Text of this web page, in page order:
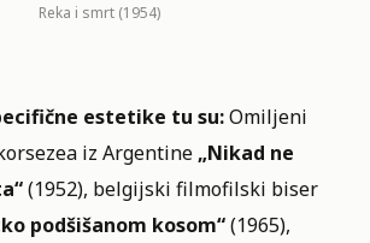
Reka i smrt (1954)
estetike tu su:Omiljeni
iz Argentine „Nikad ne
(1952), belgijski filmofilski biser
podšišanom kosom“(1965),